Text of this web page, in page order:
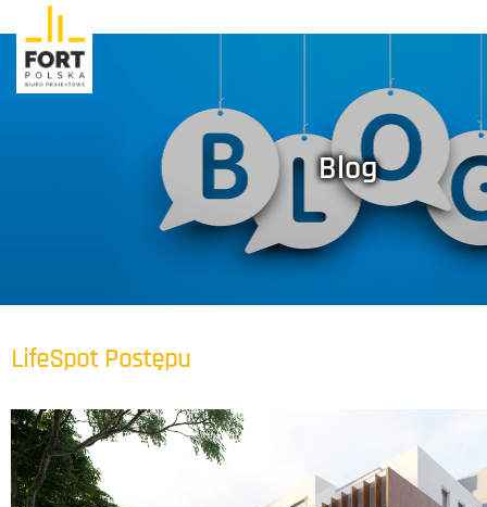
Blog
LifeSpot Postępu